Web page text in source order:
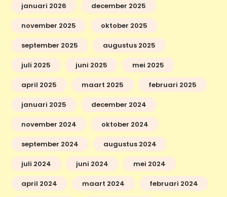
januari 2026 december 2025
november 2025 oktober 2025
september 2025 augustus 2025
juli 2025 juni 2025 mei 2025
april 2025 maart 2025 februari 2025
januari 2025 december 2024
november 2024 oktober 2024
september 2024 augustus 2024
juli 2024 juni 2024 mei 2024
april 2024 maart 2024 februari 2024